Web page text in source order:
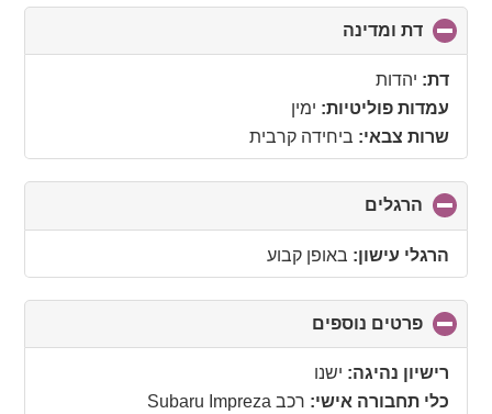
דת ומדינה
to
דת: יהדות
עמדות פוליטיות: ימין
שרות צבאי: ביחידה קרבית
הרגלים
to
collapse
contents
הרגלי עישון: באופן קבוע
פרטים נוספים
to
רישיון נהיגה: ישנו
כלי תחבורה אישי: רכב Subaru Impreza